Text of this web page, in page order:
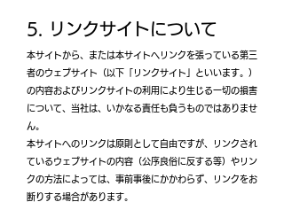
5. リンクサイトについて
本サイトから、または本サイトへリンクを張っている第三
者のウェブサイト（以下「リンクサイト」といいます。）
の内容およびリンクサイトの利用により生じる一切の損害
について、当社は、いかなる責任も負うものではありませ
ん。
本サイトへのリンクは原則として自由ですが、リンクされ
ているウェブサイトの内容（公序良俗に反する等）やリン
クの方法によっては、事前事後にかかわらず、リンクをお
断りする場合があります。